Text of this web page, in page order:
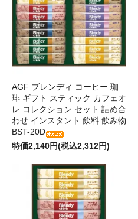
AGF ブレンディ コーヒー 珈
琲 ギフト スティック カフェオ
レ コレクション セット 詰め合
わせ インスタント 飲料 飲み物
BST-20D
特価2,140円(税込2,312円)